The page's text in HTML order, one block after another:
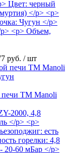
руб. / шт
печи ТМ Manoli